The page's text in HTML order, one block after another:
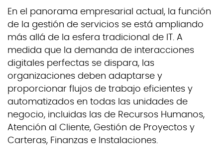
En el panorama empresarial actual, la función
de la gestión de servicios se está ampliando
más allá de la esfera tradicional de IT. A
medida que la demanda de interacciones
digitales perfectas se dispara, las
organizaciones deben adaptarse y
proporcionar flujos de trabajo eficientes y
automatizados en todas las unidades de
negocio, incluidas las de Recursos Humanos,
Atención al Cliente, Gestión de Proyectos y
Carteras, Finanzas e Instalaciones.